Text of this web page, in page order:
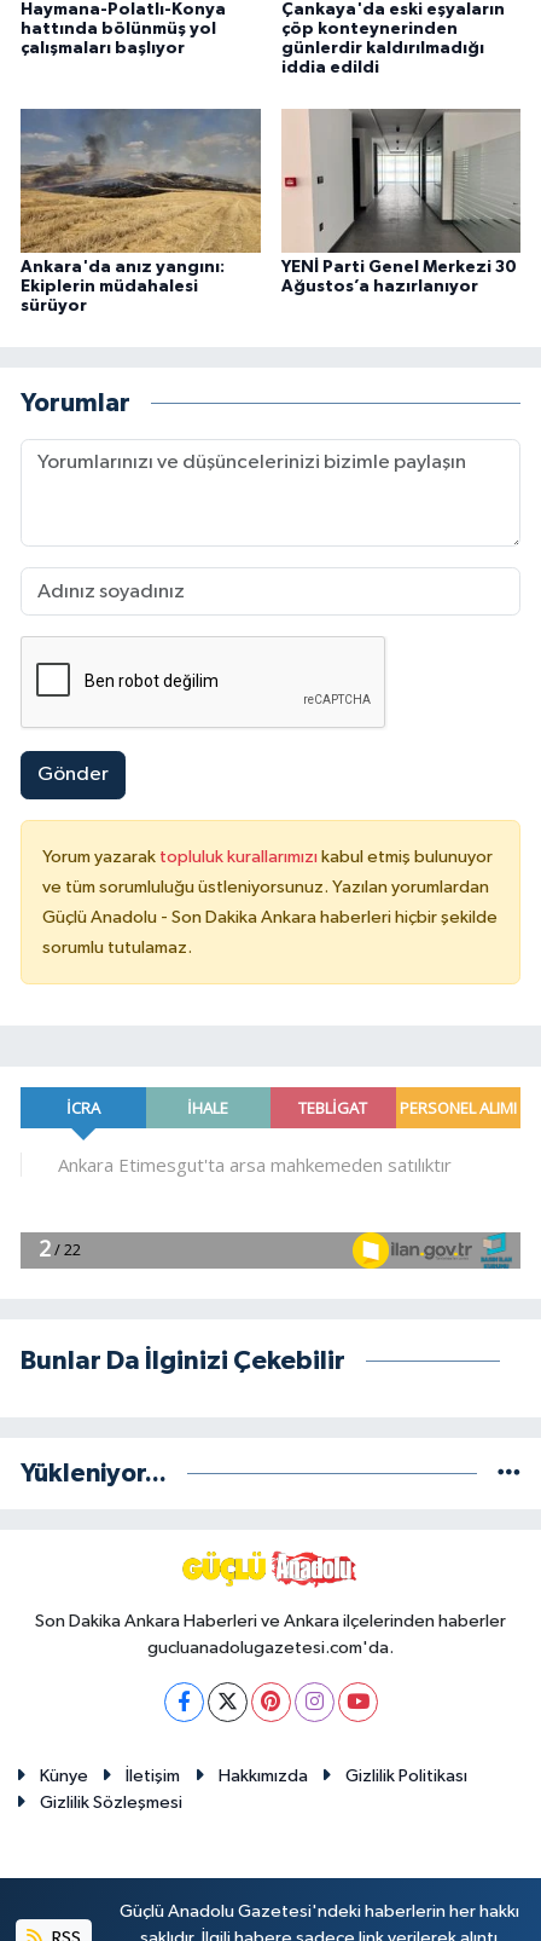
Haymana-Polatlı-Konya
hattında bölünmüş yol
çalışmaları başlıyor
Çankaya'da eski eşyaların
çöp konteynerinden
günlerdir kaldırılmadığı
iddia edildi
Ankara'da anız yangını:
Ekiplerin müdahalesi
sürüyor
YENİ Parti Genel Merkezi 30
Ağustos’a hazırlanıyor
Yorumlar
Gönder
Yorum yazarak topluluk kurallarımızı kabul etmiş bulunuyor
ve tüm sorumluluğu üstleniyorsunuz. Yazılan yorumlardan
Güçlü Anadolu - Son Dakika Ankara haberleri hiçbir şekilde
sorumlu tutulamaz.
Bunlar Da İlginizi Çekebilir
Yükleniyor...
Son Dakika Ankara Haberleri ve Ankara ilçelerinden haberler
gucluanadolugazetesi.com'da.
Künye İletişim Hakkımızda
Gizlilik Politikası
Gizlilik Sözleşmesi
Güçlü Anadolu Gazetesi'ndeki haberlerin her hakkı